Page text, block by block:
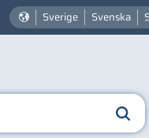
Sverige Svenska